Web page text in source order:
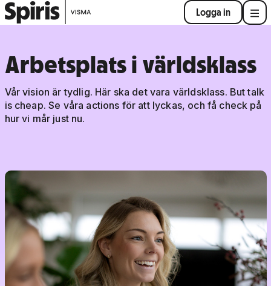
Logga in
Arbetsplats i världsklass
Vår vision är tydlig. Här ska det vara världsklass. But talk
is cheap. Se våra actions för att lyckas, och få check på
hur vi mår just nu.